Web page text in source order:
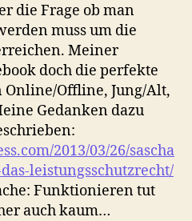
die Frage ob man
muss um die
Meiner
doch die perfekte
Offline, Jung/Alt,
Gedanken dazu
2013/03/26/sascha
leistungsschutzrecht/
Funktionieren tut
auch kaum…